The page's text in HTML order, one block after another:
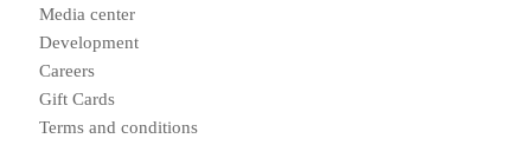
Media center
Development
Careers
Gift Cards
Terms and conditions